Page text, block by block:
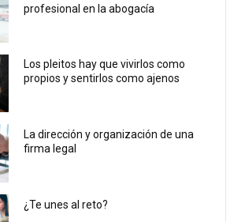
profesional en la abogacía
Los pleitos hay que vivirlos como
propios y sentirlos como ajenos
La dirección y organización de una
firma legal
¿Te unes al reto?